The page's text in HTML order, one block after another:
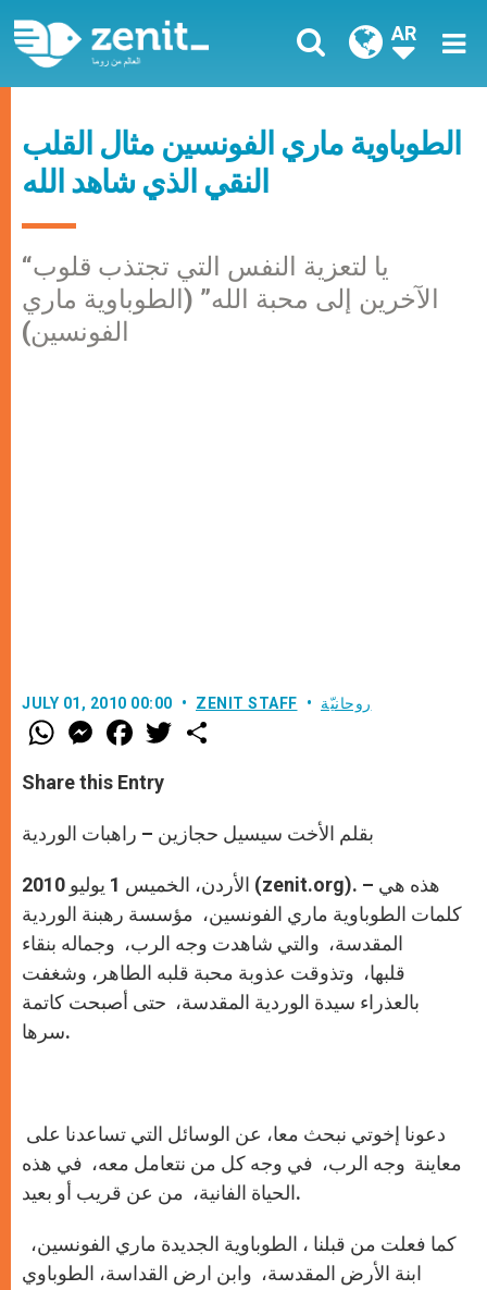
AR
الطوباوية ماري الفونسين مثال القلب
النقي الذي شاهد الله
“يا لتعزية النفس التي تجتذب قلوب
الآخرين إلى محبة الله” (الطوباوية ماري
الفونسين)
JULY 01, 2010 00:00 ZENIT STAFF روحانيّة
W
h
t
s
p
p
M
e
s
e
g
e
F
a
e
b
o
w
Share this Entry
بقلم الأخت سيسيل حجازين – راهبات الوردية
الأردن، الخميس 1 يوليو 2010 (zenit.org). – هذه هي
كلمات الطوباوية ماري الفونسين، مؤسسة رهبنة الوردية
المقدسة، والتي شاهدت وجه الرب، وجماله بنقاء
قلبها، وتذوقت عذوبة محبة قلبه الطاهر، وشغفت
بالعذراء سيدة الوردية المقدسة، حتى أصبحت كاتمة
سرها.
معاينة وجه الرب، في وجه كل من نتعامل معه، في هذه
الحياة الفانية، من عن قريب أو بعيد.
ابنة الأرض المقدسة، وابن ارض القداسة، الطوباوي